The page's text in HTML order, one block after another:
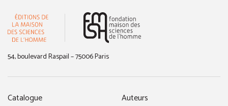
54, boulevard Raspail – 75006 Paris
Catalogue
Auteurs